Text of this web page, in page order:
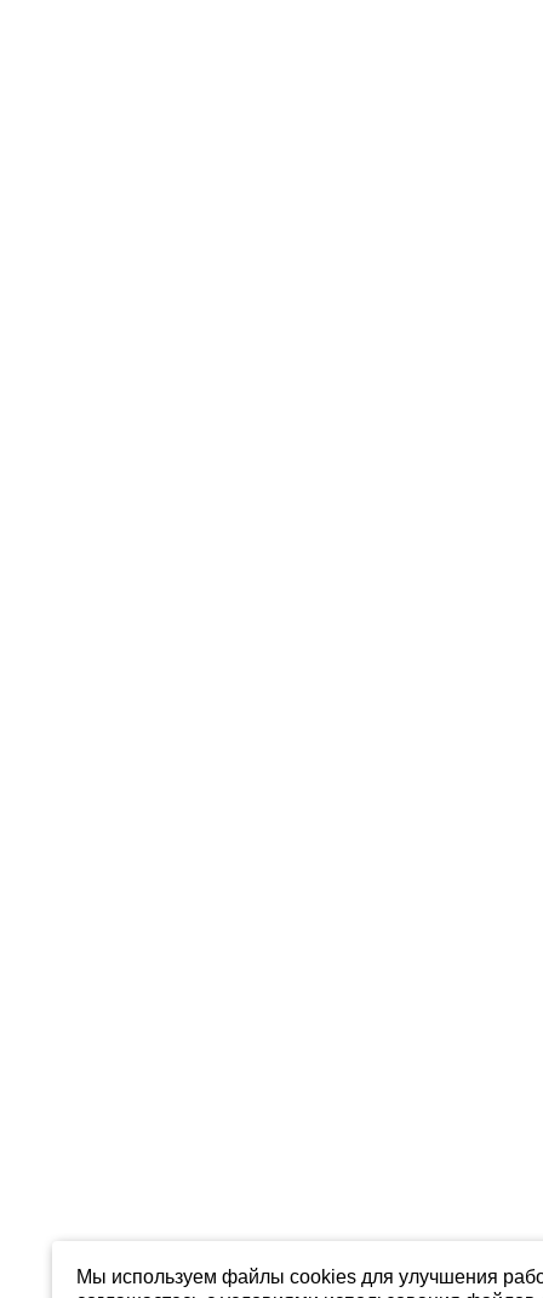
Мы используем файлы cookies для улучшения